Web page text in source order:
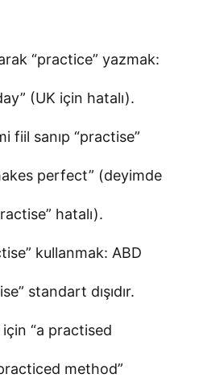
“practice” yazmak:
(UK için hatalı).
fiil sanıp “practise”
perfect” (deyimde
hatalı).
kullanmak: ABD
standart dışıdır.
için “a practised
method”